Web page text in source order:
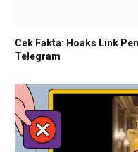
Cek Fakta: Hoaks Link
Telegram